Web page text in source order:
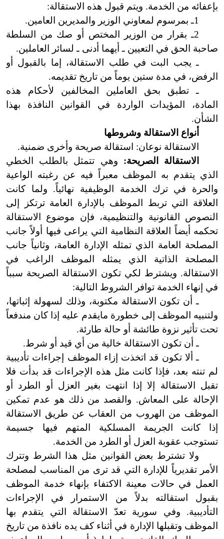
بإعفائه من الخدمة. ويتم قبول هذه الاستقالة:
1ـ بمرسوم لمعاوني الوزير والمديرين العامين.
2ـ بقرار
من الوزير المختص أو صك من السلطة
صاحبة الحق في التعيين ـ أيهما أدنى ـ لسائر العاملين.
ـ يجب البت في طلب الاستقالة،
إما بالقبول أو
الرفض، في مدة ستين يوماً من تاريخ تقديمه.
ـ تطبق بحق العاملين المخالفين لأحكام هذه
المادة، المؤيدات الواردة في القوانين النافذة بهذا
الشأن.
أنواع الاستقالة وشروطها
الاستقالة نوعان: استقالة صريحة وأخرى ضمنية.
الاستقالة الصريحة: وهي تتمثل بالطلب الخطي
الذي يتقدم به الموظف معبراً فيه عن رغبته الواعية
والحرة في ترك الخدمة الوظيفية نهائياً. ولما كانت
العلاقة التي تربط الموظف بالإدارة العامة ترتكز إلى
النصوص القانونية والتنظيمية، فإن موضوع الاستقالة
تحكمه أيضاً العلاقة النظامية التي يراعى فيها أولاً جانب
المصلحة العامة الذي تمثله الإدارة العامة، وثانياً جانب
المصلحة الذاتية الذي يمثله الموظف الراغب في
الاستقالة. ويشترط لكيتكون الاستقالة الصريحة سبباً
في إنهاء الخدمة توافر الشروط التالية:
ـ أن تكون الاستقالة مكتوبة، وذلك لسهولة إثباتها،
ولتنبيه الموظف إلى خطورة مايقدم عليه إذا كان مندفعاً
تحت تأثير نزوة طائشة أو حالة طارئة.
ـ أن تكون الاستقالة خالية من أي قيد أو شرط.
ـ ألا تكون قد اتخذت إزاء الموظف إجراءات تأديبية
لم تنته بعد، فإذا كانت مثل هذه الإجراءات قد بدأت فلا
تقبل الاستقالة إلا إذا انتهت بغير العزل أو الطرد أو
الإحالة على المعاش. والقصد من ذلك هو عدم تمكين
الموظف من الهروب من العقاب عن طريق الاستقالة
إذا كانت الجريمة
المسلكية المتهم فيها جسيمة
تستوجب عقوبة العزل أو الطرد من الخدمة.
ولا تشترط بعض القوانين مثل هذا الشرط وتترك
الأمر تقديرياً للإدارة التي قد ترى من المناسب لمصلحة
العمل في حالات معينة الاكتفاء بإنهاء خدمة الموظف
بقبول استقالته بدلاً من الاستمرار في الإجراءات
التأديبية. وفي سورية تعدّ الاستقالة التي يتقدم بها
الموظف وتقبلها الإدارة في أثناء كف يده نافذة من تاريخ